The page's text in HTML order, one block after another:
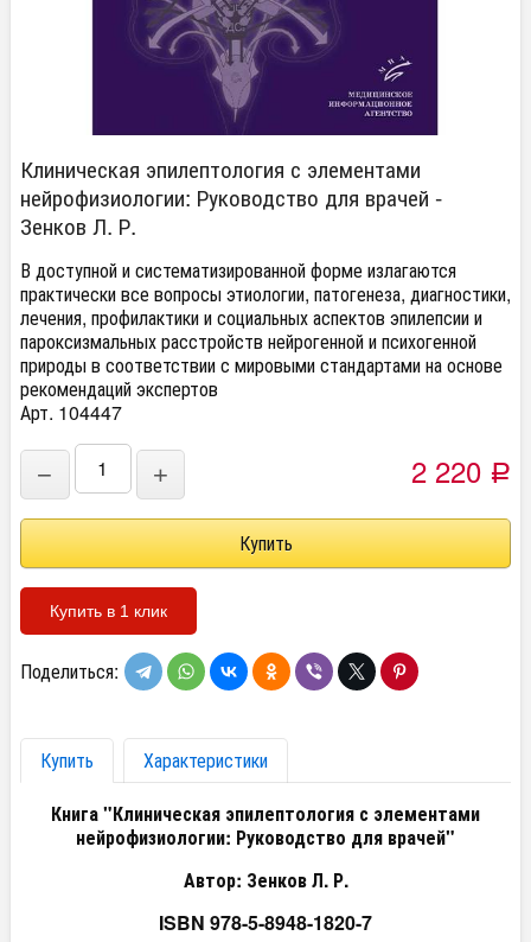
Клиническая эпилептология с элементами
нейрофизиологии: Руководство для врачей -
Зенков Л. Р.
В доступной и систематизированной форме излагаются
практически все вопросы этиологии, патогенеза, диагностики,
лечения, профилактики и социальных аспектов эпилепсии и
пароксизмальных расстройств нейрогенной и психогенной
природы в соответствии с мировыми стандартами на основе
рекомендаций экспертов
Арт. 104447
− + 2 220 Р
Купить в 1 клик
Поделиться:
Купить
Характеристики
Книга "Клиническая эпилептология с элементами
нейрофизиологии: Руководство для врачей"
Автор: Зенков Л. Р.
ISBN 978-5-8948-1820-7